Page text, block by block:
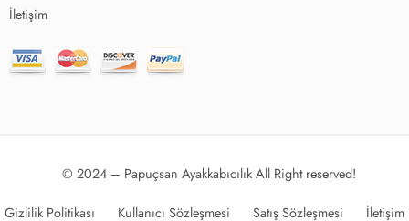
İletişim
© 2024 – Papuçsan Ayakkabıcılık All Right reserved!
Gizlilik Politikası Kullanıcı Sözleşmesi Satış Sözleşmesi İletişim